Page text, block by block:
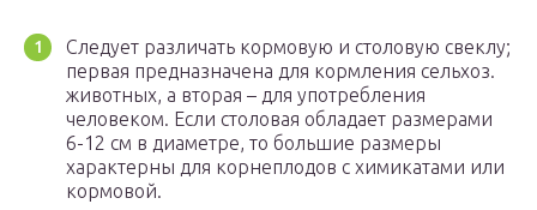
Следует различать кормовую и столовую свеклу;
первая предназначена для кормления сельхоз.
животных, а вторая – для употребления
человеком. Если столовая обладает размерами
6-12 см в диаметре, то большие размеры
характерны для корнеплодов с химикатами или
кормовой.